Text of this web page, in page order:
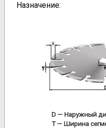
Назначение:
D— Наружный
T— Ширина